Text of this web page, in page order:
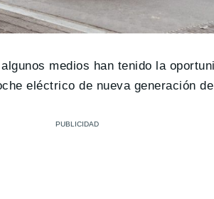
medios han tenido la
eléctrico de nueva generación de